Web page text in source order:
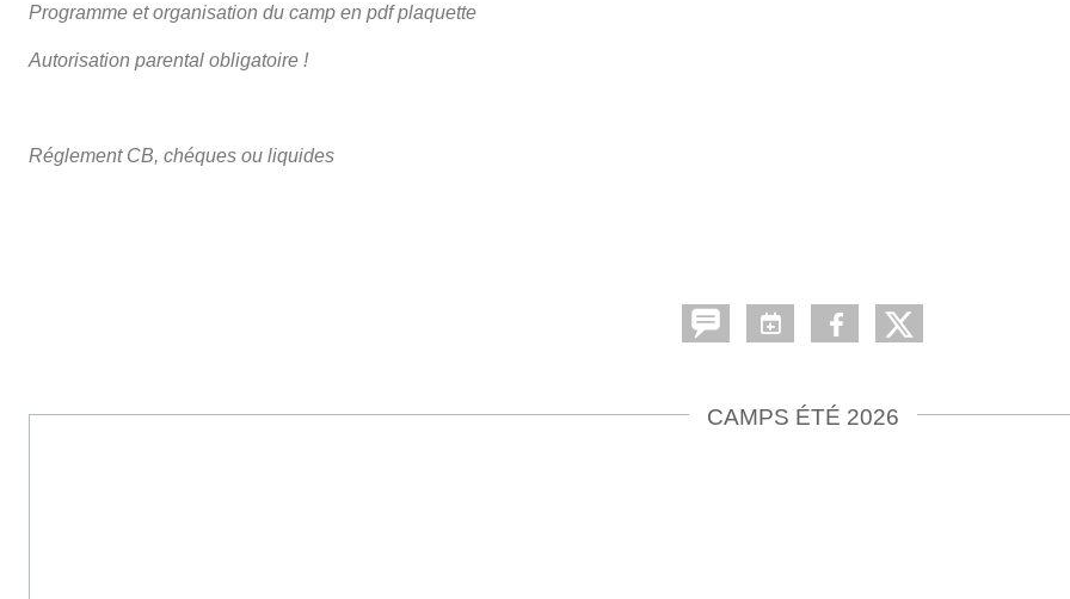
Programme et organisation du camp en pdf plaquette
Autorisation parental obligatoire !
Réglement CB, chéques ou liquides
CAMPS ÉTÉ 2026